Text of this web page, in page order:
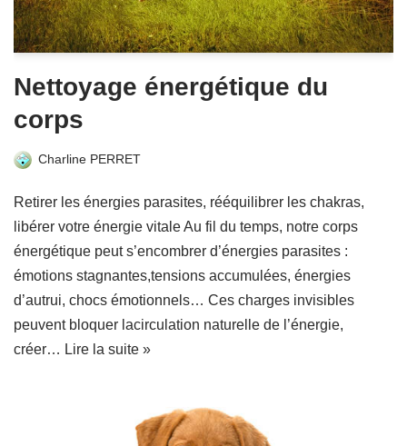
Nettoyage énergétique du
corps
Charline PERRET
Retirer les énergies parasites, rééquilibrer les chakras,
libérer votre énergie vitale Au fil du temps, notre corps
énergétique peut s’encombrer d’énergies parasites :
émotions stagnantes,tensions accumulées, énergies
d’autrui, chocs émotionnels… Ces charges invisibles
peuvent bloquer lacirculation naturelle de l’énergie,
créer… Lire la suite »